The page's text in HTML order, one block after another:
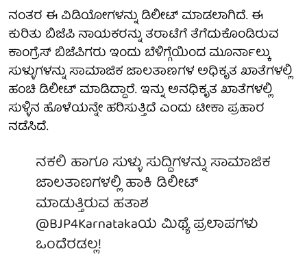
ನಂತರ ಈ ವಿಡಿಯೋಗಳನ್ನು ಡಿಲೀಟ್ ಮಾಡಲಾಗಿದೆ. ಈ
ಕುರಿತು ಬಿಜೆಪಿ ನಾಯಕರನ್ನು ತರಾಟೆಗೆ ತೆಗೆದುಕೊಂಡಿರುವ
ಕಾಂಗ್ರೆಸ್ ಬಿಜೆಪಿಗರು ಇಂದು ಬೆಳಿಗ್ಗೆಯಿಂದ ಮೂರ್ನಾಲ್ಕು
ಸುಳ್ಳುಗಳನ್ನು ಸಾಮಾಜಿಕ ಜಾಲತಾಣಗಳ ಅಧಿಕೃತ ಖಾತೆಗಳಲ್ಲಿ
ಹಂಚಿ ಡಿಲೀಟ್ ಮಾಡಿದ್ದಾರೆ. ಇನ್ನು ಅನಧಿಕೃತ ಖಾತೆಗಳಲ್ಲಿ
ಸುಳ್ಳಿನ ಹೊಳೆಯನ್ನೇ ಹರಿಸುತ್ತಿದೆ ಎಂದು ಟೀಕಾ ಪ್ರಹಾರ
ನಡೆಸಿದೆ.
ನಕಲಿ ಹಾಗೂ ಸುಳ್ಳು ಸುದ್ದಿಗಳನ್ನು ಸಾಮಾಜಿಕ
ಜಾಲತಾಣಗಳಲ್ಲಿ ಹಾಕಿ ಡಿಲೀಟ್
ಮಾಡುತ್ತಿರುವ ಹತಾಶ
@BJP4Karnatakaಯ ಮಿಥ್ಯೆ ಪ್ರಲಾಪಗಳು
ಒಂದೆರಡಲ್ಲ!